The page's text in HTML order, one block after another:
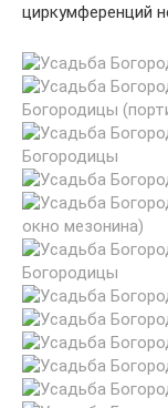
циркумференций